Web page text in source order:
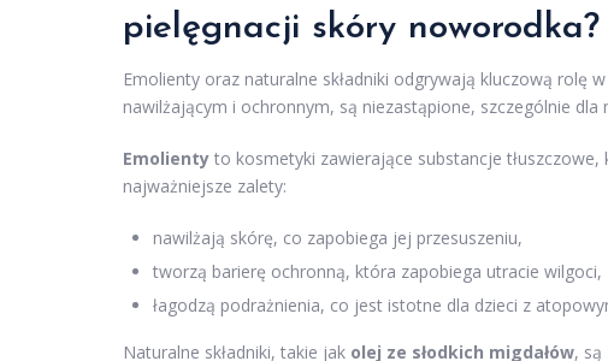
pielęgnacji skóry noworodka?
Emolienty oraz naturalne składniki odgrywają kluczową rolę
nawilżającym i ochronnym, są niezastąpione, szczególnie dla
Emolienty to kosmetyki zawierające substancje
najważniejsze zalety:
nawilżają skórę, co zapobiega jej przesuszeniu,
tworzą barierę ochronną, która zapobiega utracie wilgoci,
łagodzą podrażnienia, co jest istotne dla dzieci z
Naturalne składniki, takie jak olej ze słodkich migdałów, są